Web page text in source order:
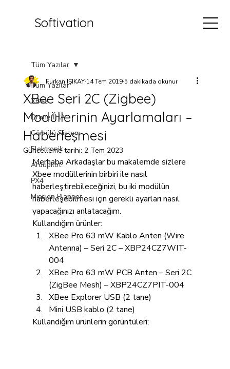
Softivation
Tüm Yazılar
XBee
Drone/İHA
Gömülü Sistem
Elektronik
Ardupilot
PX4
Mission Planner
Tüm Yazılar
XBee Seri 2C (Zigbee)
Modüllerinin Ayarlamaları –
Haberleşmesi
Furkan IŞIKAY 14 Tem 2019 5 dakikada okunur
Güncelleme tarihi: 2 Tem 2023
Merhaba Arkadaşlar bu makalemde sizlere
Xbee modüllerinin birbiri ile nasıl
haberleştirebileceğinizi, bu iki modülün
haberleşebilmesi için gerekli ayarları nasıl
yapacağınızı anlatacağım.
Kullandığım ürünler:
XBee Pro 63 mW Kablo Anten (Wire
Antenna) – Seri 2C – XBP24CZ7WIT-
004
XBee Pro 63 mW PCB Anten – Seri 2C
(ZigBee Mesh) – XBP24CZ7PIT-004
XBee Explorer USB (2 tane)
Mini USB kablo (2 tane)
Kullandığım ürünlerin görüntüleri;